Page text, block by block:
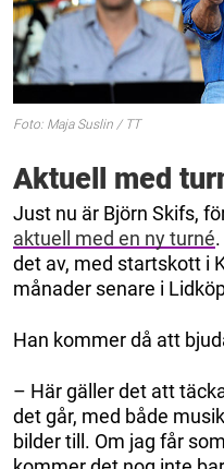
Foto: Maja Suslin / TT
Aktuell med
Just nu är Björn Skifs,
aktuell med en ny turné
det av, med startskott i
månader senare i
Han kommer då att
– Här gäller det att
det går, med både
bilder till. Om jag får